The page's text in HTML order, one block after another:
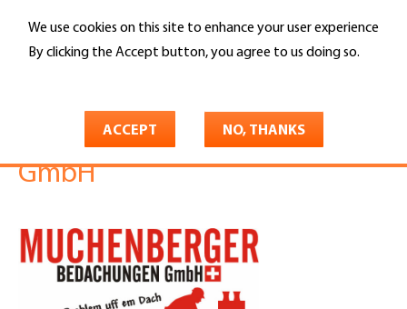
We use cookies on this site to enhance your user experience
By clicking the Accept button, you agree to us doing so.
ACCEPT NO, THANKS
main
Search
Muchenberger Bedachungen
GmbH